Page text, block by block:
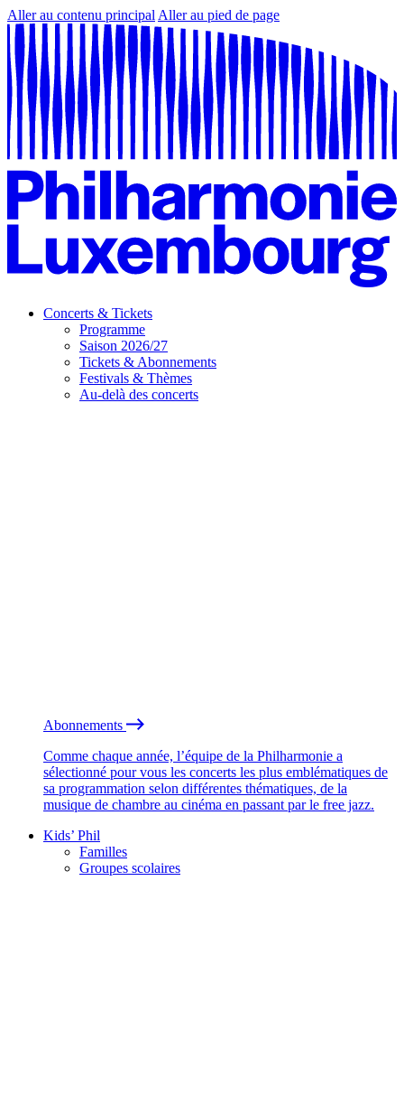
Aller au contenu principal Aller au pied de page
Concerts & Tickets
Programme
Saison 2026/27
Tickets & Abonnements
Festivals & Thèmes
Au-delà des concerts
Abonnements
Comme chaque année, l’équipe de la Philharmonie a
sélectionné pour vous les concerts les plus emblématiques de
sa programmation selon différentes thématiques, de la
musique de chambre au cinéma en passant par le free jazz.
Kids’ Phil
Familles
Groupes scolaires